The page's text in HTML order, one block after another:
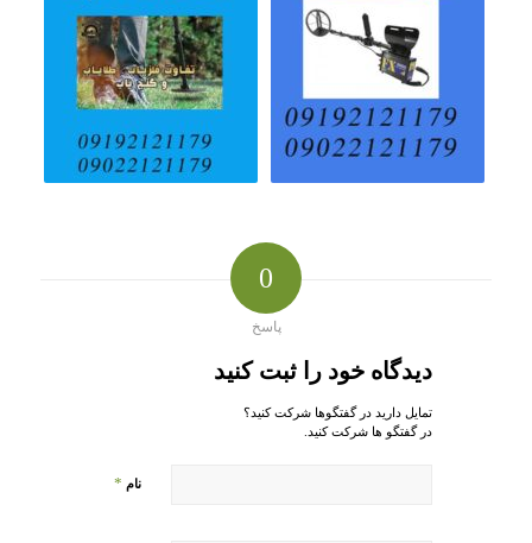
0
پاسخ
دیدگاه خود را ثبت کنید
تمایل دارید در گفتگوها شرکت کنید؟
در گفتگو ها شرکت کنید.
نام *